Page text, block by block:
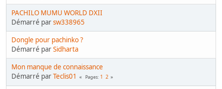
PACHILO MUMU WORLD DXII
Démarré parsw338965
Dongle pour pachinko ?
Démarré parSidharta
Mon manque de connaissance
Démarré parTeclis01 Pages 1 2